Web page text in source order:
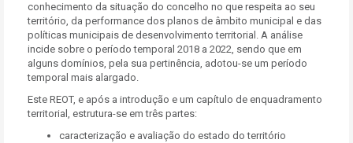
conhecimento da situação do concelho no que respeita ao seu
território, da performance dos planos de âmbito municipal e das
políticas municipais de desenvolvimento territorial. A análise
incide sobre o período temporal 2018 a 2022, sendo que em
alguns domínios, pela sua pertinência, adotou-se um período
temporal mais alargado.
Este REOT, e após a introdução e um capítulo de enquadramento
territorial, estrutura-se em três partes:
caracterização e avaliação do estado do território